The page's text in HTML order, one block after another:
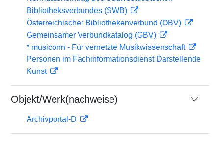
Bibliotheksverbundes (SWB)
Österreichischer Bibliothekenverbund (OBV)
Gemeinsamer Verbundkatalog (GBV)
* musiconn - Für vernetzte Musikwissenschaft
Personen im Fachinformationsdienst Darstellende
Kunst
Objekt/Werk(nachweise)
Archivportal-D